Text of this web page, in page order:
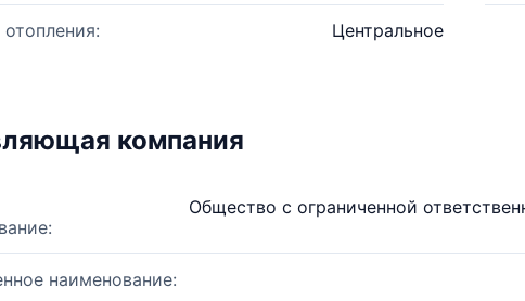
Центральное
компания
Общество с ограниченной
наименование: